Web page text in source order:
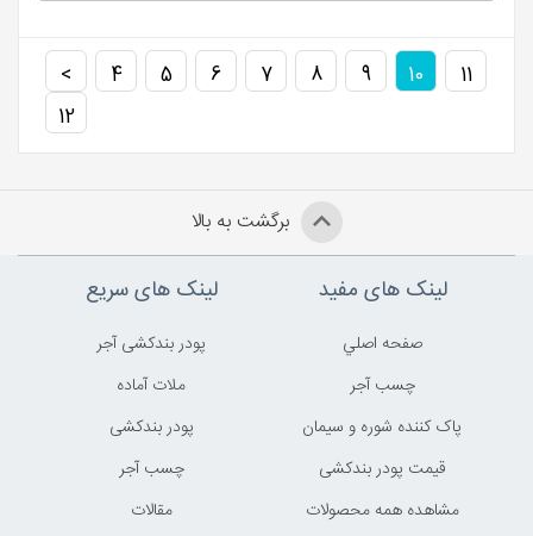
> 4 5 6 7 8 9 10
11
12
برگشت به بالا
لینک های مفید
صفحه اصلي
چسب آجر
پاک کننده شوره و سیمان
قیمت پودر بندکشی
مشاهده همه محصولات
لینک های سریع
پودر بندکشی آجر
ملات آماده
پودر بندکشی
چسب آجر
مقالات